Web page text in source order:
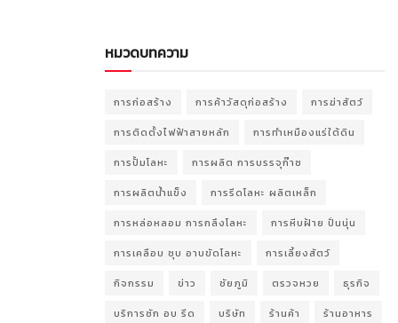
หมวดบทความ
การก่อสร้าง การค้าวัสดุก่อสร้าง การฆ่าสัตว์
การติดตั้งไฟฟ้าสายหลัก การทำเหมืองแร่ใต้ดิน
การปั้มโลหะ การผลิต การบรรจุก๊าซ
การผลิตน้ำแข็ง การรีดโลหะ ผลิตเหล็ก
การหล่อหลอม การกลึงโลหะ การหีบฝ้าย ปั่นนุ่น
การเคลือบ ชุบ อาบขัดโลหะ การเลี้ยงสัตว์
กิจกรรม ข่าว ชัยภูมิ ตรวจหวย ธุรกิจ
บริการซัก อบ รีด บริษัท ร้านค้า ร้านอาหาร